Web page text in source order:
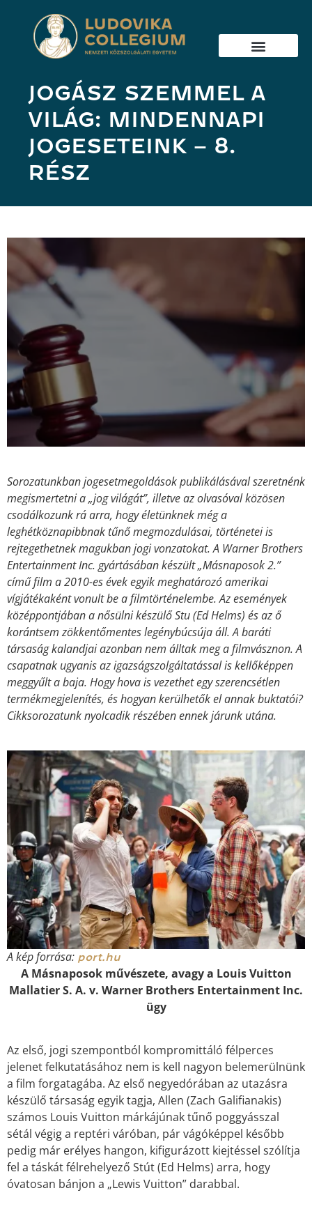
JOGÁSZ SZEMMEL A
VILÁG: MINDENNAPI
JOGESETEINK – 8.
RÉSZ
Sorozatunkban jogesetmegoldások publikálásával szeretnénk
megismertetni a „jog világát”, illetve az olvasóval közösen
csodálkozunk rá arra, hogy életünknek még a
leghétköznapibbnak tűnő megmozdulásai, történetei is
rejtegethetnek magukban jogi vonzatokat. A Warner Brothers
Entertainment Inc. gyártásában készült „Másnaposok 2.”
című film a 2010-es évek egyik meghatározó amerikai
vígjátékaként vonult be a filmtörténelembe. Az események
középpontjában a nősülni készülő Stu (Ed Helms) és az ő
korántsem zökkentőmentes legénybúcsúja áll. A baráti
társaság kalandjai azonban nem álltak meg a filmvásznon. A
csapatnak ugyanis az igazságszolgáltatással is kellőképpen
meggyűlt a baja. Hogy hova is vezethet egy szerencsétlen
termékmegjelenítés, és hogyan kerülhetők el annak buktatói?
Cikksorozatunk nyolcadik részében ennek járunk utána.
A kép forrása: port.hu
A Másnaposok művészete, avagy a Louis Vuitton
Mallatier S. A. v. Warner Brothers Entertainment Inc.
ügy
Az első, jogi szempontból kompromittáló félperces
jelenet felkutatásához nem is kell nagyon belemerülnünk
a film forgatagába. Az első negyedórában az utazásra
készülő társaság egyik tagja, Allen (Zach Galifianakis)
számos Louis Vuitton márkájúnak tűnő poggyásszal
sétál végig a reptéri váróban, pár vágóképpel később
pedig már erélyes hangon, kifigurázott kiejtéssel szólítja
fel a táskát félrehelyező Stút (Ed Helms) arra, hogy
óvatosan bánjon a „Lewis Vuitton” darabbal.